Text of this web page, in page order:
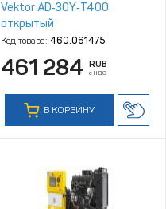
Vektor AD‑30Y‑T400
открытый
Код товара: 460.061475
461 284 RUB
с НДС
В КОРЗИНУ